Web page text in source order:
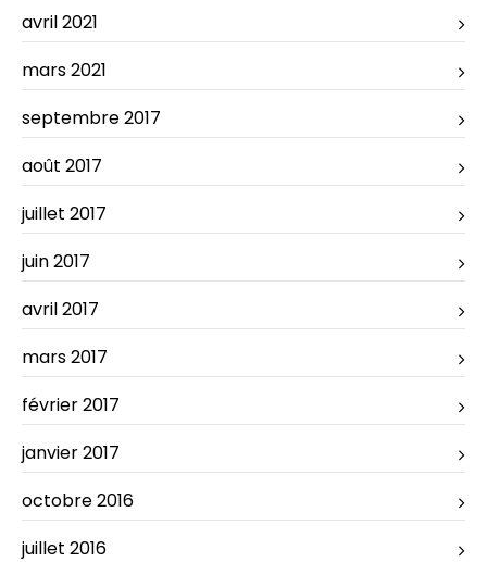
avril 2021
mars 2021
septembre 2017
août 2017
juillet 2017
juin 2017
avril 2017
mars 2017
février 2017
janvier 2017
octobre 2016
juillet 2016